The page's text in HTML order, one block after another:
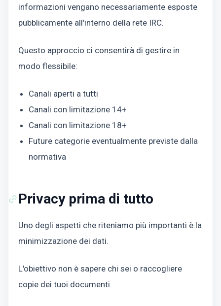
informazioni vengano necessariamente esposte
pubblicamente all'interno della rete IRC.
Questo approccio ci consentirà di gestire in
modo flessibile:
Canali aperti a tutti
Canali con limitazione 14+
Canali con limitazione 18+
Future categorie eventualmente previste dalla
normativa
Privacy prima di tutto
Uno degli aspetti che riteniamo più importanti è la
minimizzazione dei dati.
L'obiettivo non è sapere chi sei o raccogliere
copie dei tuoi documenti.